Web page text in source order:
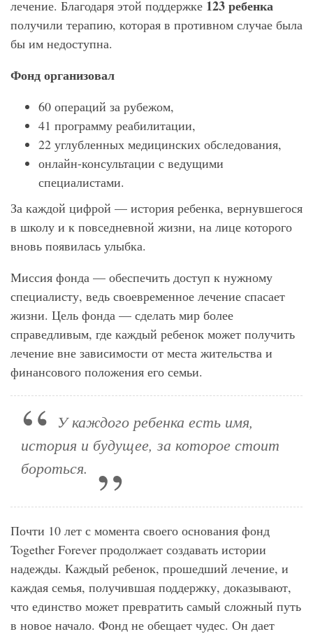
лечение. Благодаря этой поддержке 123 ребенка
получили терапию, которая в противном случае была
бы им недоступна.
Фонд организовал
60 ​​операций за рубежом,
41 программу реабилитации,
22 углубленных медицинских обследования,
онлайн-консультации с ведущими
специалистами.
За каждой цифрой — история ребенка, вернувшегося
в школу и к повседневной жизни, на лице которого
вновь появилась улыбка.
Миссия фонда — обеспечить доступ к нужному
специалисту, ведь своевременное лечение спасает
жизни. Цель фонда — сделать мир более
справедливым, где каждый ребенок может получить
лечение вне зависимости от места жительства и
финансового положения его семьи.
У каждого ребенка есть имя,
история и будущее, за которое стоит
бороться.
Почти 10 лет с момента своего основания фонд
Together Forever продолжает создавать истории
надежды. Каждый ребенок, прошедший лечение, и
каждая семья, получившая поддержку, доказывают,
что единство может превратить самый сложный путь
в новое начало. Фонд не обещает чудес. Он дает